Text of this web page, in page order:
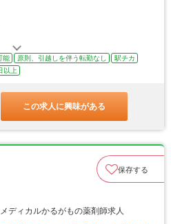
能 原則、引越しを伴う転勤なし
駅チカ
以上
この求人に興味がある
保存する
ィカルかるがもの薬剤師求人